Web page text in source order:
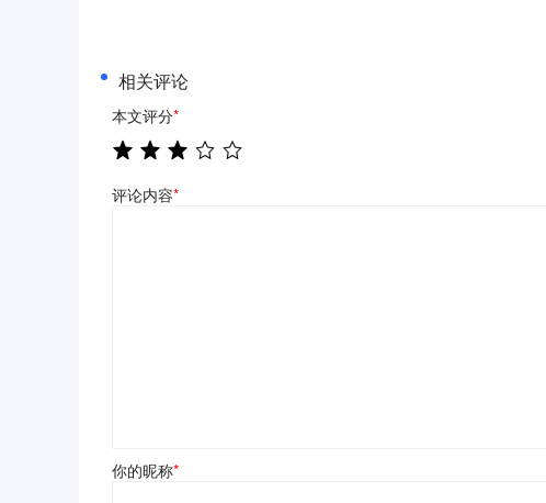
相关评论
本文评分*
评论内容*
你的昵称*